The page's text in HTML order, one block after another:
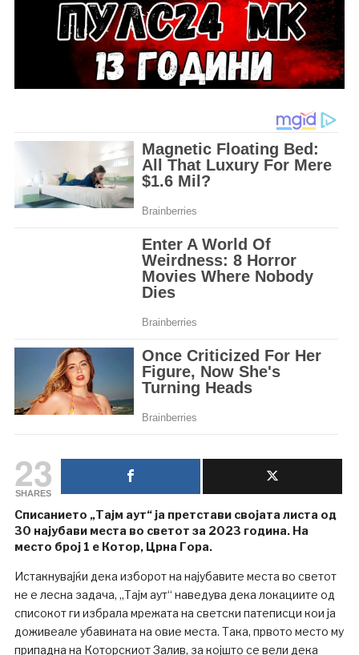
23
SHARES
Списанието „Тајм аут“ ја претстави својата листа од
30 најубави места во светот за 2023 година. На
место број 1 е Котор, Црна Гора.
Истакнувајќи дека изборот на најубавите места во светот
не е лесна задача, „Тајм аут“ наведува дека локациите од
списокот ги избрала мрежата на светски патеписци кои ја
доживеале убавината на овие места. Така, првото место му
припадна на Которскиот Залив, за којшто се вели дека